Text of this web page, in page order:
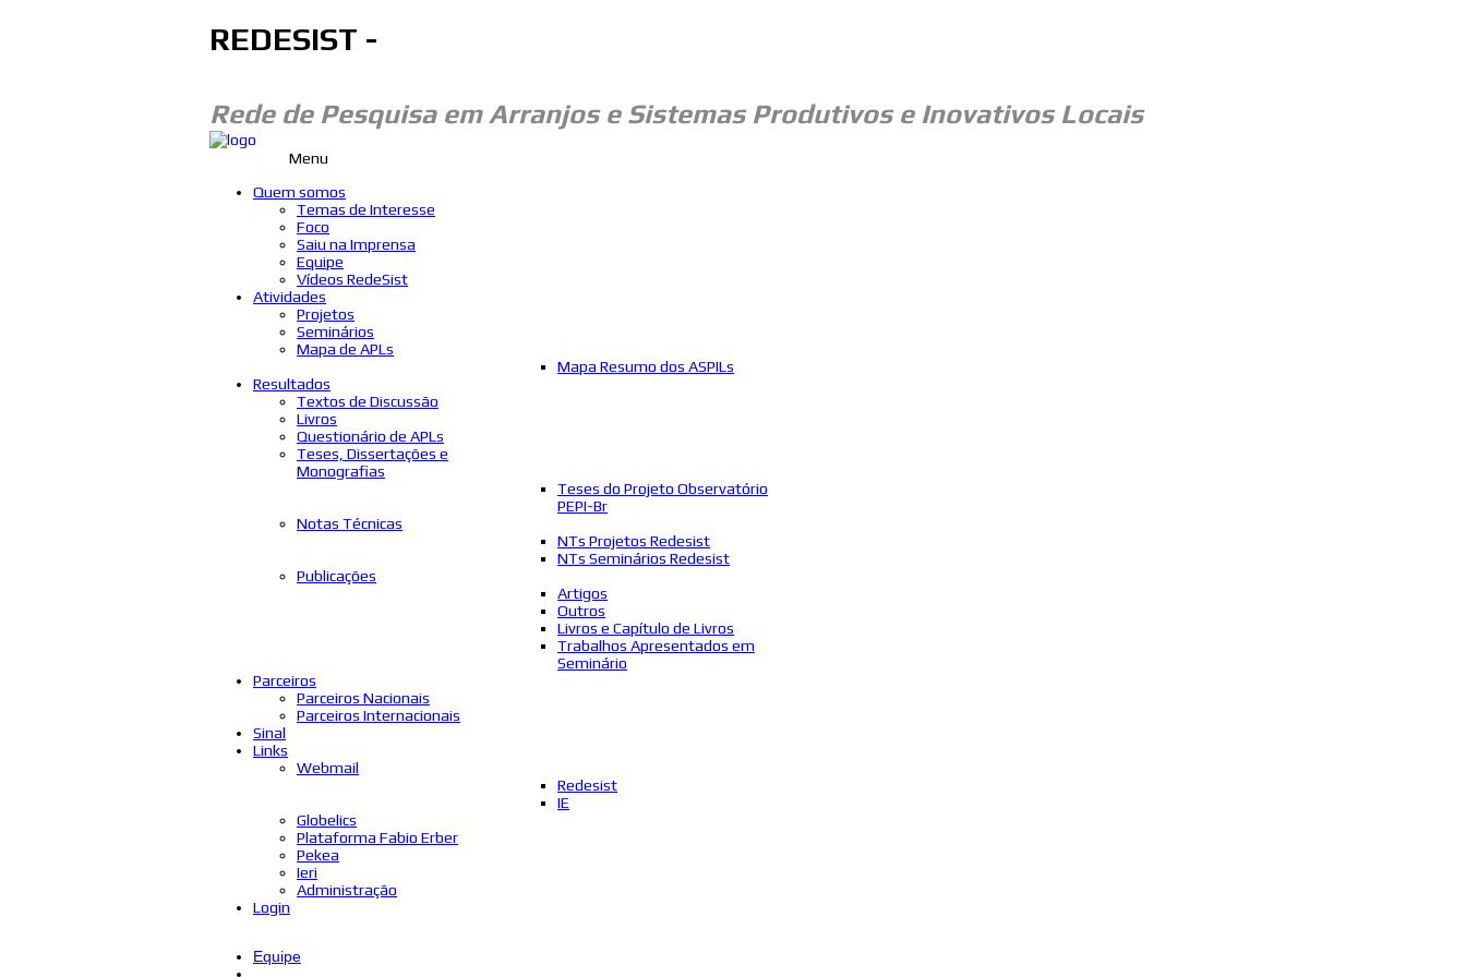
REDESIST -
Rede de Pesquisa emArranjos e Sistemas Produtivos e Inovativos Locais
Menu
Quem somos
Temas de Interesse
Foco
Saiu na Imprensa
Equipe
Vídeos RedeSist
Atividades
Projetos
Seminários
Mapa de APLs
Mapa Resumo dos ASPILs
Resultados
Textos de Discussão
Livros
Questionário de APLs
Teses, Dissertações e
Monografias
Teses do Projeto Observatório
PEPI-Br
Notas Técnicas
NTs Projetos Redesist
NTs Seminários Redesist
Publicações
Artigos
Outros
Livros e Capítulo de Livros
Trabalhos Apresentados em
Seminário
Parceiros
Parceiros Nacionais
Parceiros Internacionais
Sinal
Links
Webmail
Redesist
IE
Globelics
Plataforma Fabio Erber
Pekea
Ieri
Administração
Login
Equipe